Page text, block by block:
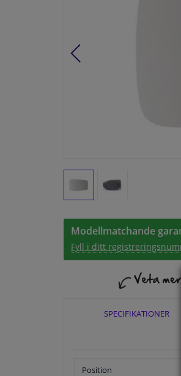
Modellmatchande
Fyll i ditt
SPECIFIKATIONER
Position